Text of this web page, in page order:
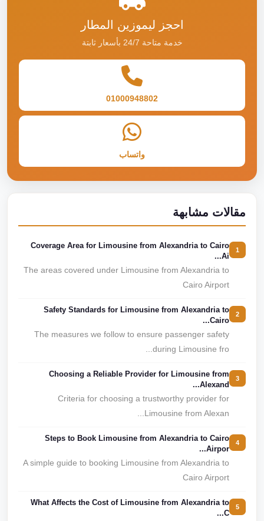
احجز ليموزين المطار
خدمة متاحة 24/7 بأسعار ثابتة
01000948802
واتساب
مقالات مشابهة
Coverage Area for Limousine from Alexandria to Cairo
Ai...
The areas covered under Limousine from Alexandria to
Cairo Airport
Safety Standards for Limousine from Alexandria to
Cairo...
The measures we follow to ensure passenger safety
during Limousine fro...
Choosing a Reliable Provider for Limousine from
Alexand...
Criteria for choosing a trustworthy provider for
Limousine from Alexan...
Steps to Book Limousine from Alexandria to Cairo
Airpor...
A simple guide to booking Limousine from Alexandria to
Cairo Airport
What Affects the Cost of Limousine from Alexandria to
C...